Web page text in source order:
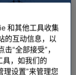
提供不可或缺的
和其他工具收集
的互动信息，以
“全部接受”，
具，如我们的
理设置”来管理您